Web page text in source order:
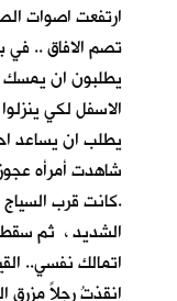
ارتفعت اصوات
تصم الافاق .. في
يطلبون ان يمسك
الاسفل لكي
يطلب ان يساعد
شاهدت أمرأه
.كانت قرب
الشديد ، ثم
اتمالك نفسي..
انقذتُ رجلاً